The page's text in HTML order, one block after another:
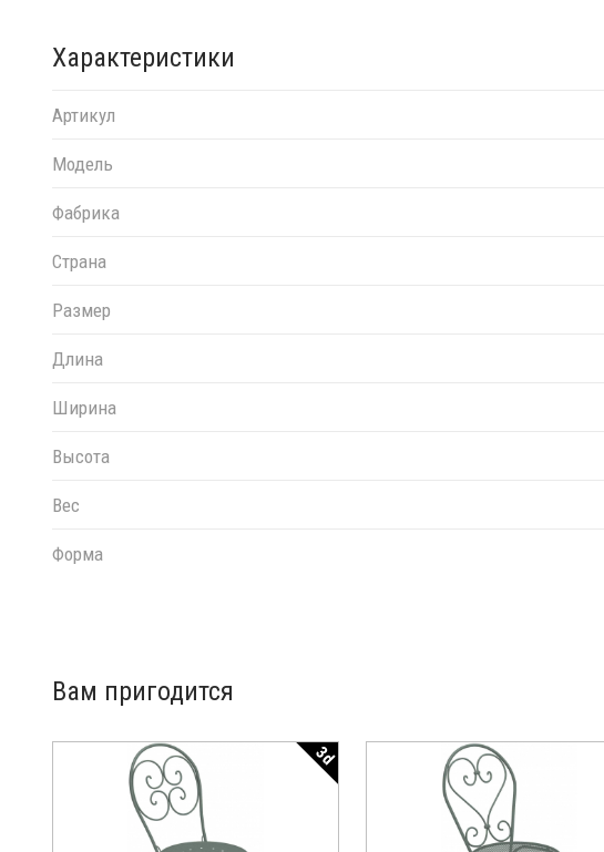
Характеристики
Артикул
Модель
Фабрика
Страна
Размер
Длина
Ширина
Высота
Вес
Форма
Вам пригодится
3d